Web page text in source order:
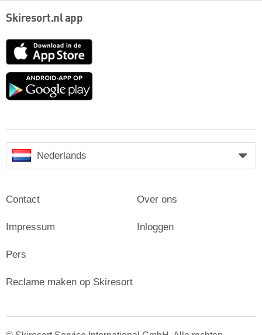
Skiresort.nl app
App
Google
Nederlands
Contact
Impressum
Pers
Over ons
Inloggen
Reclame maken op Skiresort